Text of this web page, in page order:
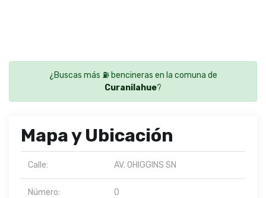
¿Buscas más ⛽ bencineras en la comuna de
Curanilahue?
Mapa y Ubicación
Calle: AV. OHIGGINS SN
Número: 0